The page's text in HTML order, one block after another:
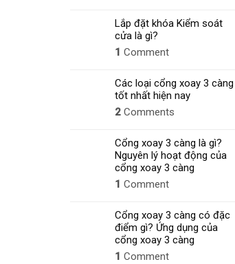
Lắp đặt khóa Kiểm soát
cửa là gì?
1 Comment
Các loại cổng xoay 3 càng
tốt nhất hiện nay
2 Comments
Cổng xoay 3 càng là gì?
Nguyên lý hoạt động của
cổng xoay 3 càng
1 Comment
Cổng xoay 3 càng có đặc
điểm gì? Ứng dụng của
cổng xoay 3 càng
1 Comment